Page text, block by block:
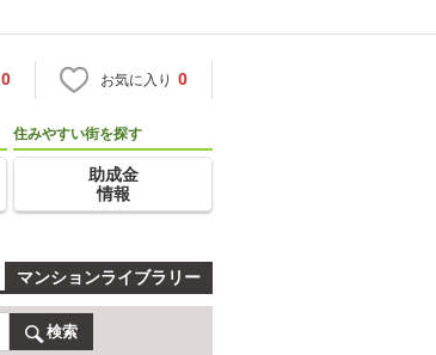
0 お気に入り 0
住みやすい街を探す
助成金
情報
マンションライブラリー
検索